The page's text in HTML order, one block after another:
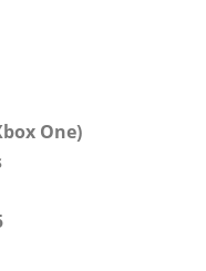
One)